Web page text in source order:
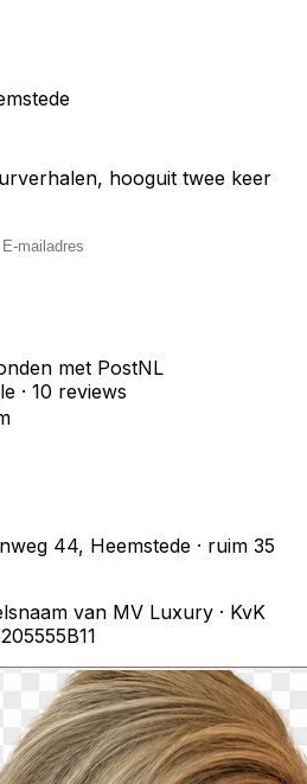
hooguit twee keer
met PostNL
· 10 reviews
44, Heemstede · ruim 35
van MV Luxury · KvK